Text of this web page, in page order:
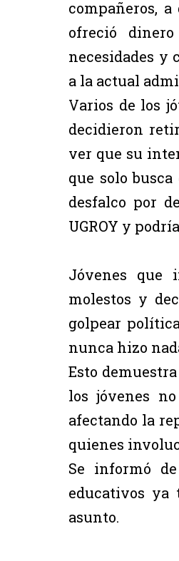
compañeros,
ofreció
necesidades y
a la actual
Varios de los
decidieron
ver que su
que solo
desfalco por
UGROY y
Jóvenes que
molestos y
golpear
nunca hizo
Esto
los jóvenes
afectando la
quienes
Se informó
educativos ya
asunto.